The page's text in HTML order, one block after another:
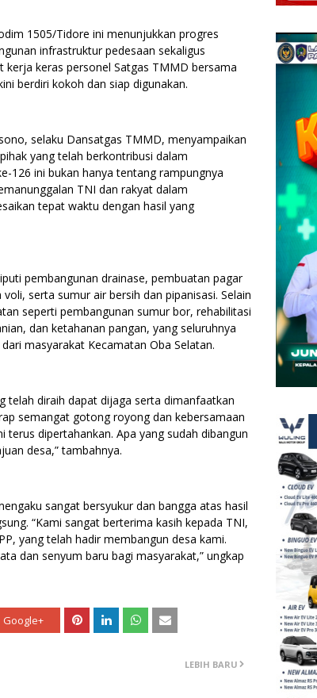
1505/Tidore ini menunjukkan progres
infrastruktur pedesaan sekaligus
keras personel Satgas TMMD bersama
berdiri kokoh dan siap digunakan.
selaku Dansatgas TMMD, menyampaikan
yang telah berkontribusi dalam
126 ini bukan hanya tentang rampungnya
TNI dan rakyat dalam
tepat waktu dengan hasil yang
pembangunan drainase, pembuatan pagar
serta sumur air bersih dan pipanisasi. Selain
seperti pembangunan sumur bor, rehabilitasi
dan ketahanan pangan, yang seluruhnya
masyarakat Kecamatan Oba Selatan.
telah diraih dapat dijaga serta dimanfaatkan
semangat gotong royong dan kebersamaan
dipertahankan. Apa yang sudah dibangun
desa,” tambahnya.
sangat bersyukur dan bangga atas hasil
“Kami sangat berterima kasih kepada TNI,
yang telah hadir membangun desa kami.
dan senyum baru bagi masyarakat,” ungkap
Google+
LEBIH BARU